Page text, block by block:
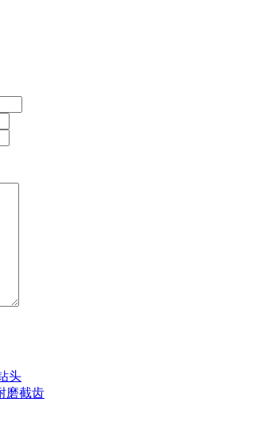
头
磨截齿